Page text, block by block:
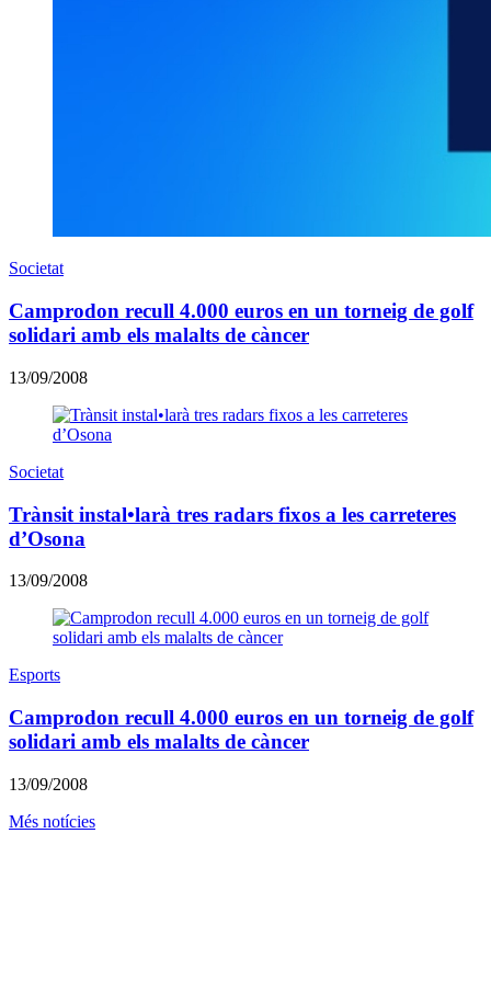
Societat
Camprodon recull 4.000 euros en un torneig de golf
solidari amb els malalts de càncer
13/09/2008
Societat
Trànsit instal•larà tres radars fixos a les carreteres
d’Osona
13/09/2008
Esports
Camprodon recull 4.000 euros en un torneig de golf
solidari amb els malalts de càncer
13/09/2008
Més notícies